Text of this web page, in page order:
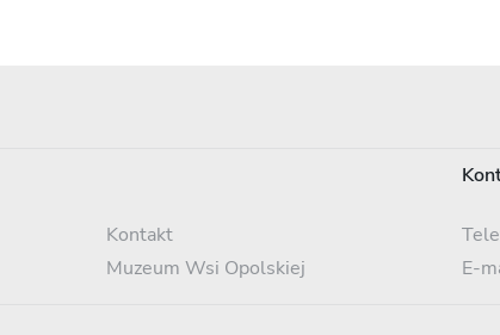
Kontakt
Muzeum Wsi Opolskiej
E-